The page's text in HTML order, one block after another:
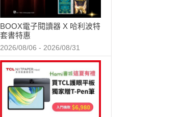
BOOX電子閱讀器 X 哈利波特
套書特惠
2026/08/06 - 2026/08/31